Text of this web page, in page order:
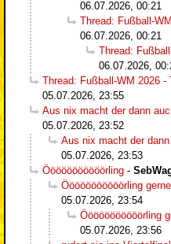
06.07.2026, 00:21
Thread: Fußball-
06.07.2026, 00:21
Thread:
06.07.2026,
Thread: Fußball-WM 2026 -
05.07.2026, 23:55
Aus nix macht der dann
05.07.2026, 23:52
Aus nix macht der
05.07.2026, 23:53
Ööööööööööörling -
Ööööööööööörling
05.07.2026, 23:54
Ööööööööööörling
05.07.2026, 23:56